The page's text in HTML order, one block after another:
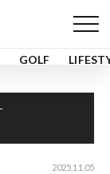
GOLF
2025.11.05